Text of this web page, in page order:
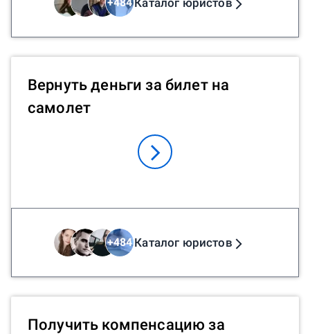
Вернуть деньги за билет на
самолет
+484Каталог юристов
Получить компенсацию за